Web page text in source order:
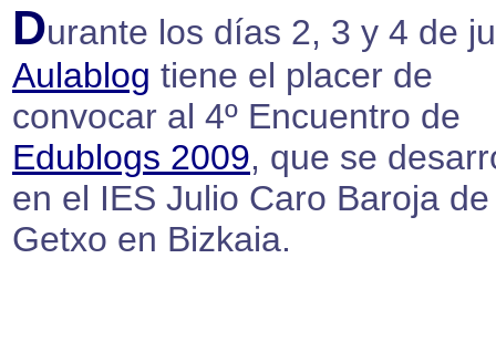
Durante los días 2, 3 y 4 de
Aulablog tiene el placer de
convocar al 4º Encuentro de
Edublogs 2009, que se
en el IES Julio Caro Baroja de
Getxo en Bizkaia.